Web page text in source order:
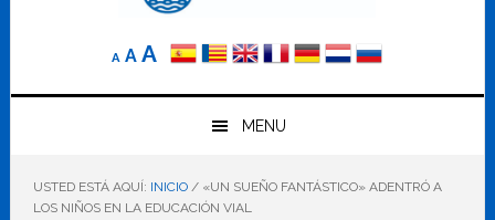
A
Reducir
elA Tamaño
AAumentar
el
tamaño
letra
MENU
USTED ESTÁ AQUÍ: INICIO /«UN SUEÑO FANTÁSTICO» ADENTRÓ A
LOS NIÑOS EN LA EDUCACIÓN VIAL